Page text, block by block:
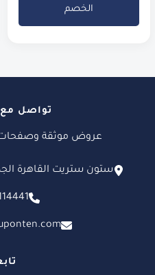
الخصم
تواصل مع
عروض موثقة
ستون ستريت القاهرة